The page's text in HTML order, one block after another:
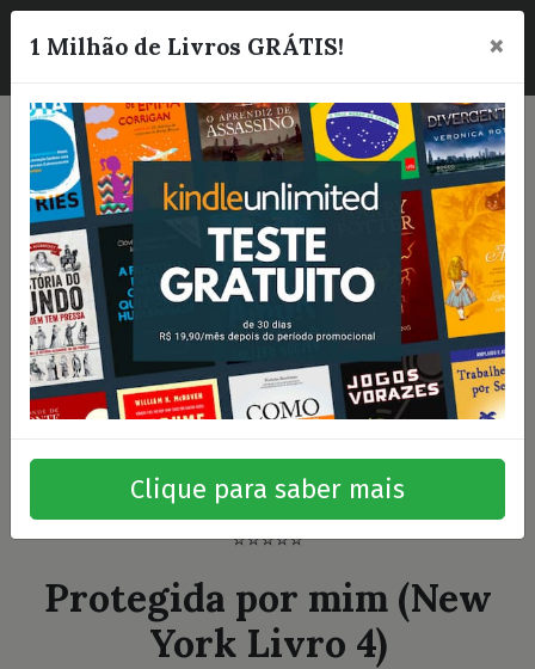
☰
⭐⭐⭐⭐⭐
Protegida por mim (New
York Livro 4)
1 Milhão de Livros GRÁTIS! ×
Clique para saber mais